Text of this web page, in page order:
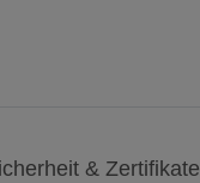
& Zertifikate